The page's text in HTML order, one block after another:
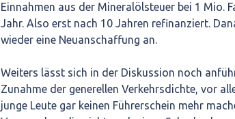
Einnahmen aus der Mineralölsteuer bei 1 Mio.
Jahr. Also erst nach 10 Jahren refinanziert.
wieder eine Neuanschaffung an.
Weiters lässt sich in der Diskussion noch
Zunahme der generellen Verkehrsdichte, vor
junge Leute gar keinen Führerschein mehr